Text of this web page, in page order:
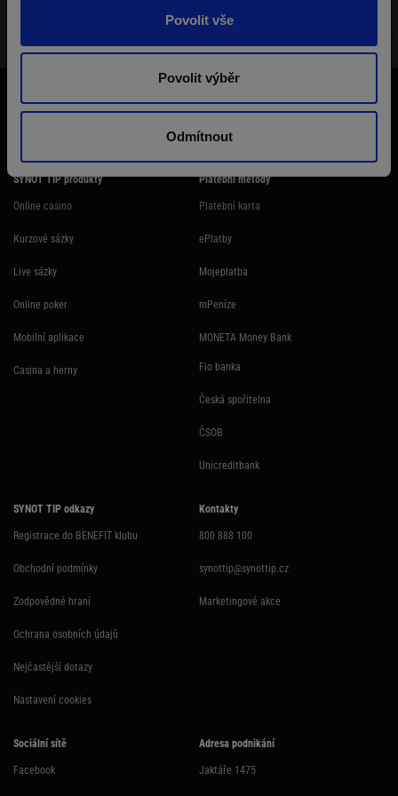
Povolit vše
Povolit výběr
Odmítnout
na hazardní hře může vzniknout závislost! Hazardních her se nemohou
SYNOT TIP produkty
Online casino
Kurzové sázky
Live sázky
Online poker
Mobilní aplikace
Casina a herny
Platební metody
Platební karta
ePlatby
Mojeplatba
mPeníze
MONETA Money Bank
Fio banka
Česká spořitelna
ČSOB
Unicreditbank
SYNOT TIP odkazy
Registrace do BENEFIT klubu
Obchodní podmínky
Zodpovědné hraní
Ochrana osobních údajů
Nejčastější dotazy
Nastavení cookies
Kontakty
800 888 100
synottip@synottip.cz
Marketingové akce
Sociální sítě
Facebook
Adresa podnikání
Jaktáře 1475